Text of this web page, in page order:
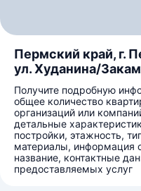
Пермский край, г.
ул. Худанина/
Получите подробную
общее количество
организаций или
детальные
постройки, этажность,
материалы, информация
название, контактные
предоставляемых услуг